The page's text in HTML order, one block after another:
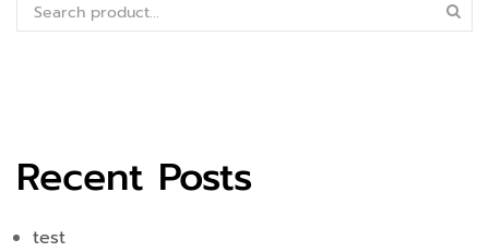
Recent Posts
test